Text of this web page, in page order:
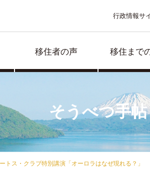
移住者の声 移住まで
行政情報サ
そうべつ手帖
トス・クラブ特別講演「オーロラはなぜ現れる？」